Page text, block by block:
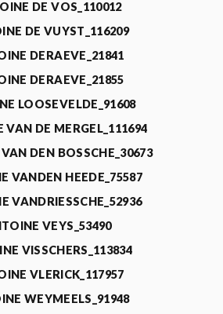
DE VOS_110012
DE VUYST_116209
DERAEVE_21841
DERAEVE_21855
LOOSEVELDE_91608
VAN DE MERGEL_111694
DEN BOSSCHE_30673
VANDEN HEEDE_75587
VANDRIESSCHE_52936
VEYS_53490
VISSCHERS_113834
VLERICK_117957
WEYMEELS_91948